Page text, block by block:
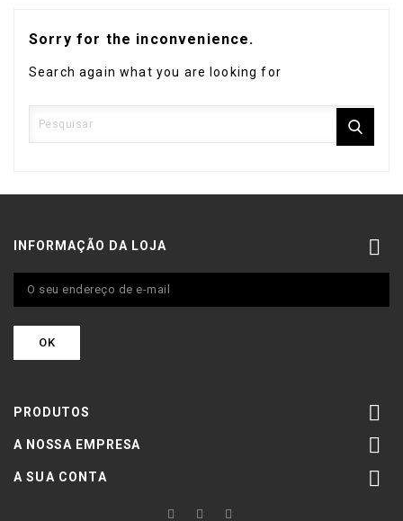
Sorry for the inconvenience.
Search again what you are looking for
INFORMAÇÃO DA LOJA 
PRODUTOS 
A NOSSA EMPRESA 
A SUA CONTA 